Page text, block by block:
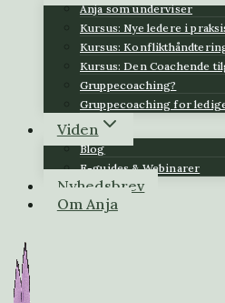
Anja som underviser
Kursus: Nye ledere i
Kursus:
Kursus: Den Coachende
Gruppecoaching?
Gruppecoaching for
Viden
Blog
E-guides & Webinarer
Nyhedsbrev
Om Anja